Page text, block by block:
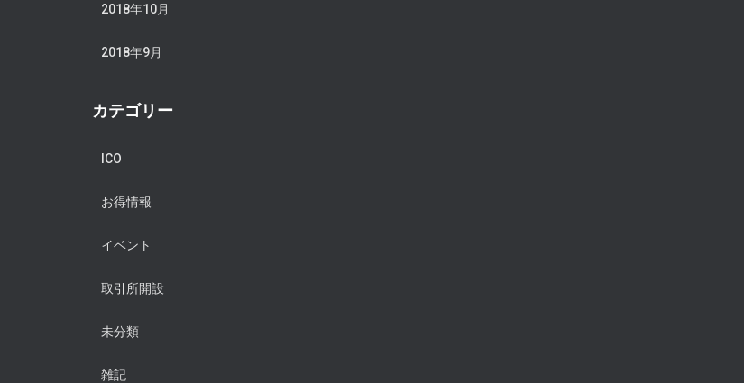
2018年10月
2018年9月
カテゴリー
ICO
お得情報
イベント
取引所開設
未分類
雑記